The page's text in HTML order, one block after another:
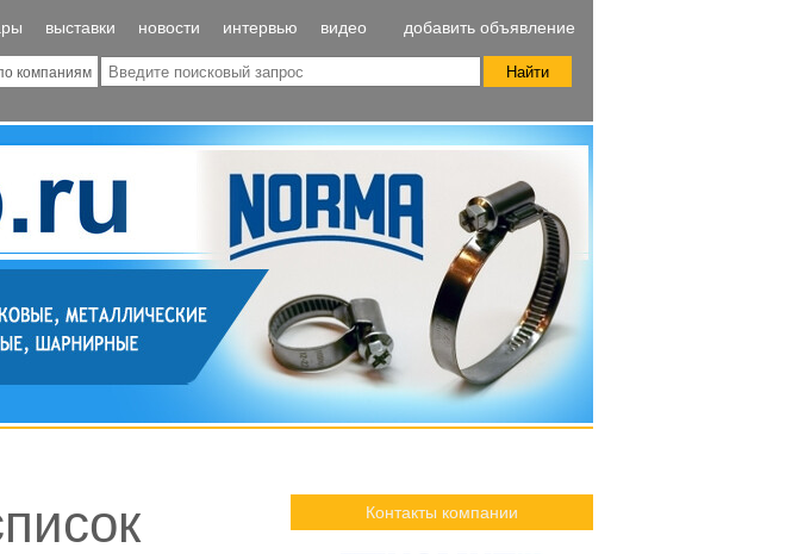
выставки новости интервью видео добавить объявление
компаниям
Контакты компании